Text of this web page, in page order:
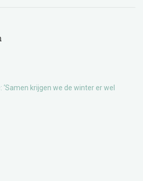
krijgen we de winter er wel